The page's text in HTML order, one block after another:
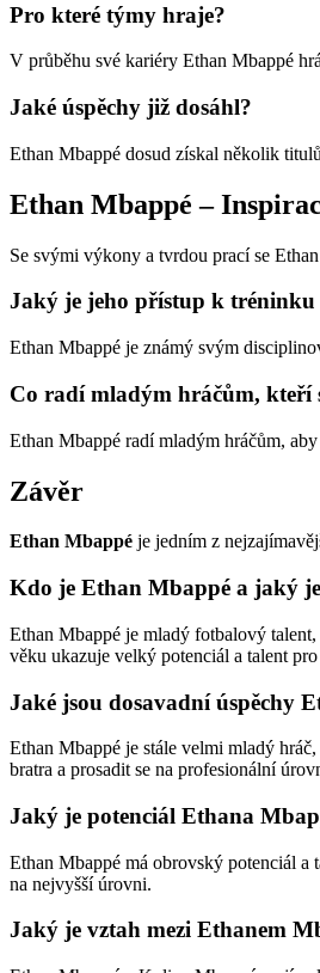
Pro které týmy hraje?
V průběhu své kariéry Ethan Mbappé
Jaké úspěchy již dosáhl?
Ethan Mbappé dosud získal několik
Ethan Mbappé –
Se svými výkony a tvrdou prací se
Jaký je jeho přístup k tréninku
Ethan Mbappé je známý svým
Co radí mladým hráčům, kteří
Ethan Mbappé radí mladým hráčům,
Závěr
Ethan Mbappé je jedním z
Kdo je Ethan Mbappé a jaký
Ethan Mbappé je mladý fotbalový
věku ukazuje velký potenciál a talent
Jaké jsou dosavadní úspěchy
Ethan Mbappé je stále velmi mladý
bratra a prosadit se na profesionální
Jaký je potenciál Ethana
Ethan Mbappé má obrovský potenciál a
na nejvyšší úrovni.
Jaký je vztah mezi Ethanem